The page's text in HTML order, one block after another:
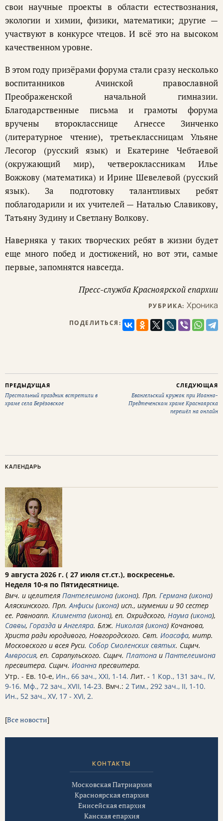
свои научные проекты в области естествознания,
экологии и химии, физики, математики; другие —
участвуют в конкурсе чтецов. И всё это на высоком
качественном уровне.
В этом году призёрами форума стали сразу несколько
воспитанников Ачинской православной
Преображенской начальной гимназии.
Благодарственные письма и грамоты форума
вручены второкласснице Агнессе Зинченко
(литературное чтение), третьеклассницам Ульяне
Лесогор (русский язык) и Екатерине Чебтаевой
(окружающий мир), четвероклассникам Илье
Вожжову (математика) и Ирине Шевелевой (русский
язык). За подготовку талантливых ребят
поблагодарили и их учителей — Наталью Славикову,
Татьяну Зудину и Светлану Волкову.
Наверняка у таких творческих ребят в жизни будет
еще много побед и достижений, но вот эти, самые
первые, запомнятся навсегда.
Пресс-служба Красноярской епархии
РУБРИКА: Хроника
ПОДЕЛИТЬСЯ:
ПРЕДЫДУЩАЯ
Престольный праздник встретили в
храме села Берёзовское
СЛЕДУЮЩАЯ
Евангельский кружок при Иоанно-
Предтеченском храме Красноярска
перешёл на онлайн
КАЛЕНДАРЬ
9 августа 2026 г. ( 27 июля ст.ст.), воскресенье.
Неделя 10-я по Пятидесятнице.
Вмч. и целителя Пантелеимона (икона). Прп. Германа (икона)
Аляскинского. Прп. Анфисы (икона) исп., игумении и 90 сестер
ее. Равноапп. Климента (икона), еп. Охридского, Наума (икона),
Саввы, Горазда и Ангеляра. Блж. Николая (икона) Кочанова,
Христа ради юродивого, Новгородского. Свт. Иоасафа, митр.
Московского и всея Руси. Собор Смоленских святых. Сщмч.
Амвросия, еп. Сарапульского. Сщмч. Платона и Пантелеимона
пресвитера. Сщмч. Иоанна пресвитера.
Утр. - Ев. 10-е, Ин., 66 зач., XXI, 1-14. Лит. - 1 Кор., 131 зач., IV,
9-16. Мф., 72 зач., XVII, 14-23. Вмч.: 2 Тим., 292 зач., II, 1-10.
Ин., 52 зач., XV, 17 - XVI, 2.
[Все новости]
КОНТАКТЫ
Московская Патриархия
Красноярская епархия
Енисейская епархия
Канская епархия